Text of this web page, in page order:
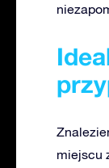
miejscu